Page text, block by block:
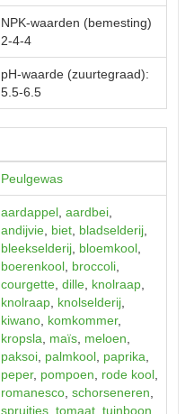
NPK-waarden (bemesting)
2-4-4
pH-waarde (zuurtegraad):
5.5-6.5
Peulgewas
aardappel aardbei
andijvie biet bladselderij
bleekselderij bloemkool
boerenkool broccoli
courgette dille knolraap
knolraap knolselderij
kiwano komkommer,
kropsla
maïs meloen
paksoi palmkool paprika
peper, pompoen rode kool
romanesco schorseneren
spruitjes tomaat tuinboon